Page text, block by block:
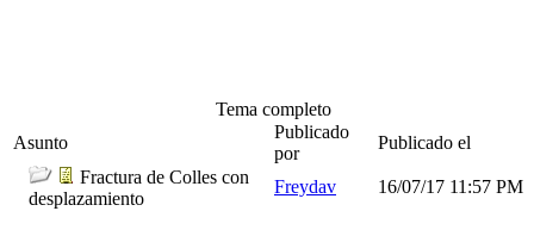
Tema completo
Asunto
Publicado
por
Publicado el
Fractura de Colles con
desplazamiento
Freydav 16/07/17 11:57 PM